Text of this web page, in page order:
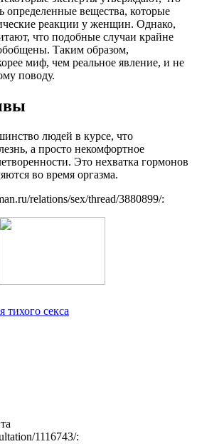
определенные вещества, которые
реакции у женщин. Однако,
что подобные случаи крайне
Таким образом,
миф, чем реальное явление, и не
поводу.
людей в курсе, что
а просто некомфортное
Это нехватка гормонов
во время оргазма.
relations/sex/thread/3880899/:
секса
1116743/: